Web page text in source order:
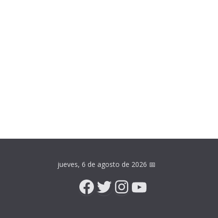
jueves, 6 de agosto de 2026 📅
Facebook
Twitter
Instagram
YouTube